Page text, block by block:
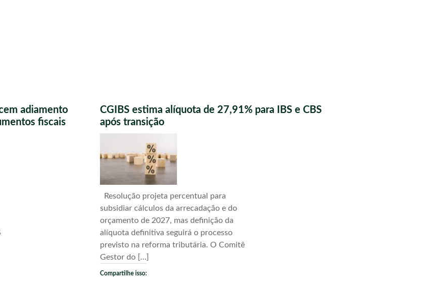
adiamento
fiscais
CGIBS estima alíquota de 27,91% para IBS e CBS
após transição
Resolução projeta percentual para
subsidiar cálculos da arrecadação e do
orçamento de 2027, mas definição da
alíquota definitiva seguirá o processo
previsto na reforma tributária. O Comitê
Gestor do […]
Compartilhe isso: